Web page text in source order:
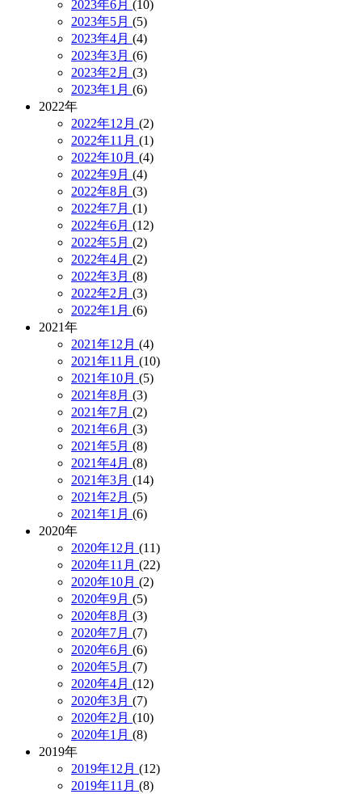
2023年6月 (10)
2023年5月 (5)
2023年4月 (4)
2023年3月 (6)
2023年2月 (3)
2023年1月 (6)
2022年
2022年12月 (2)
2022年11月 (1)
2022年10月 (4)
2022年9月 (4)
2022年8月 (3)
2022年7月 (1)
2022年6月 (12)
2022年5月 (2)
2022年4月 (2)
2022年3月 (8)
2022年2月 (3)
2022年1月 (6)
2021年
2021年12月 (4)
2021年11月 (10)
2021年10月 (5)
2021年8月 (3)
2021年7月 (2)
2021年6月 (3)
2021年5月 (8)
2021年4月 (8)
2021年3月 (14)
2021年2月 (5)
2021年1月 (6)
2020年
2020年12月 (11)
2020年11月 (22)
2020年10月 (2)
2020年9月 (5)
2020年8月 (3)
2020年7月 (7)
2020年6月 (6)
2020年5月 (7)
2020年4月 (12)
2020年3月 (7)
2020年2月 (10)
2020年1月 (8)
2019年
2019年12月 (12)
2019年11月 (8)